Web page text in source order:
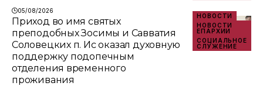
05/08/2026
НОВОСТИ
НОВОСТИ
ЕПАРХИИ
СОЦИАЛЬНОЕ
СЛУЖЕНИЕ
Приход во имя святых
преподобных Зосимы и Савватия
Соловецких п. Ис оказал духовную
поддержку подопечным
отделения временного
проживания